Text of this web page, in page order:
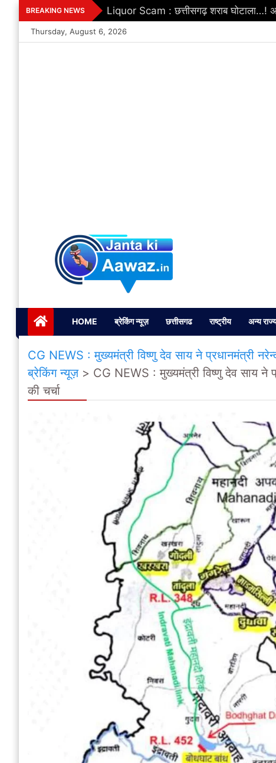
Skip
to
content
BREAKING NEWS Liquor Scam : छत्तीसगढ़ शराब घोटाला…!
Thursday, August 6, 2026
Janta ki Aawaz
HOME ब्रेकिंग न्यूज़ छत्तीसगढ राष्ट्रीय अन्य
CG NEWS : मुख्यमंत्री विष्णु देव साय ने प्रधानमंत्री
ब्रेकिंग न्यूज़> CG NEWS : मुख्यमंत्री विष्णु देव साय ने
की चर्चा